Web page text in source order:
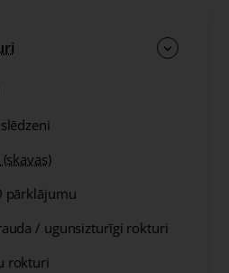
pārklājumu
/ ugunsizturīgi rokturi
rokturi